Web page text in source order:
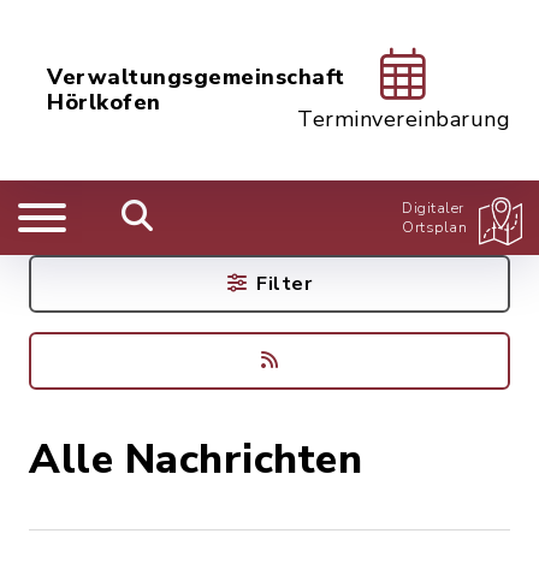
Verwaltungsgemeinschaft
Hörlkofen
Terminvereinbarung
Digitaler
Ortsplan
Alle Nachrichten
Filter